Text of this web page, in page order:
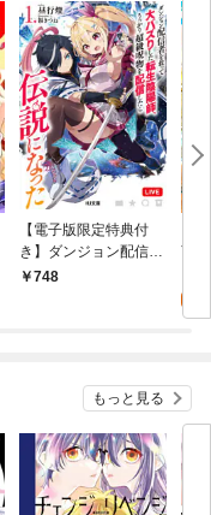
【電子版限定特典付
き】ダンジョン配信者
を救って大バズりした
748
言
い
ョ
もっと見る